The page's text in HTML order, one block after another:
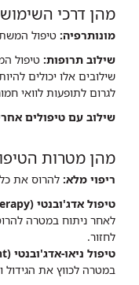
מהן דרכי
מונותרפיה: טיפול
שילוב תרופות: טיפול
שילובים אלו יכולים
לגרום לתופעות לוואי
שילוב עם טיפולים
מהן מטרות
ריפוי מלא: להרוס את
טיפול אדג'ובנטי (Adjuvant chemotherapy):
לאחר ניתוח במטרה
לחזור.
טיפול ניאו-אדג'ובנטי (Neoadjuvant)
במטרה לכווץ את